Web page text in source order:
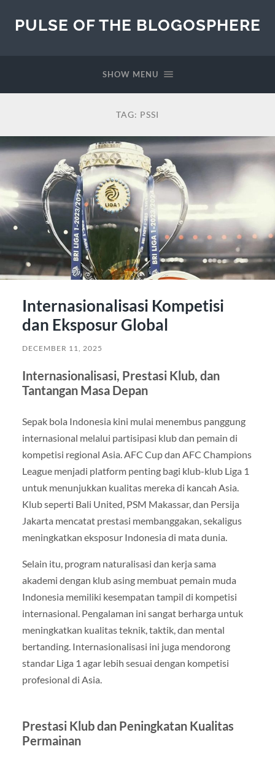
PULSE OF THE BLOGOSPHERE
SHOW MENU
TAG: PSSI
Internasionalisasi Kompetisi
dan Eksposur Global
DECEMBER 11, 2025
Internasionalisasi, Prestasi Klub, dan
Tantangan Masa Depan
Sepak bola Indonesia kini mulai menembus panggung
internasional melalui partisipasi klub dan pemain di
kompetisi regional Asia. AFC Cup dan AFC Champions
League menjadi platform penting bagi klub-klub Liga 1
untuk menunjukkan kualitas mereka di kancah Asia.
Klub seperti Bali United, PSM Makassar, dan Persija
Jakarta mencatat prestasi membanggakan, sekaligus
meningkatkan eksposur Indonesia di mata dunia.
Selain itu, program naturalisasi dan kerja sama
akademi dengan klub asing membuat pemain muda
Indonesia memiliki kesempatan tampil di kompetisi
internasional. Pengalaman ini sangat berharga untuk
meningkatkan kualitas teknik, taktik, dan mental
bertanding. Internasionalisasi ini juga mendorong
standar Liga 1 agar lebih sesuai dengan kompetisi
profesional di Asia.
Prestasi Klub dan Peningkatan Kualitas
Permainan